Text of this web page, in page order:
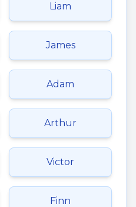
Liam
James
Adam
Arthur
Victor
Finn